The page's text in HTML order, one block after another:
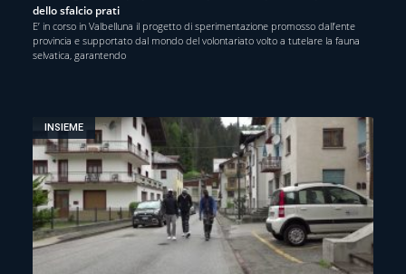
dello sfalcio prati
E’ in corso in Valbelluna il progetto di sperimentazione promosso dall’ente
provincia e supportato dal mondo del volontariato volto a tutelare la fauna
selvatica, garantendo
INSIEME